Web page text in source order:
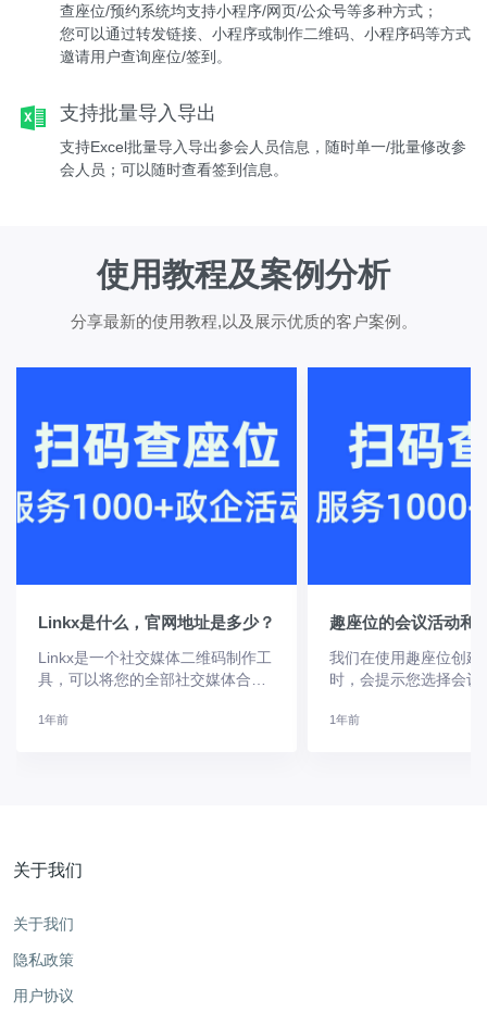
查座位/预约系统均支持小程序/网页/公众号等多种方式；
您可以通过转发链接、小程序或制作二维码、小程序码等方式
邀请用户查询座位/签到。
支持批量导入导出
支持Excel批量导入导出参会人员信息，随时单一/批量修改参
会人员；可以随时查看签到信息。
使用教程及案例分析
分享最新的使用教程,以及展示优质的客户案例。
Linkx是什么，官网地址是多少？
Linkx是一个社交媒体二维码制作工
具，可以将您的全部社交媒体合并
以点击查看全部您的社交媒体。
1年前
我们在使用趣座位创建
时，会提示您选择会
会议活动类型活动
1年前
关于我们
关于我们
隐私政策
用户协议